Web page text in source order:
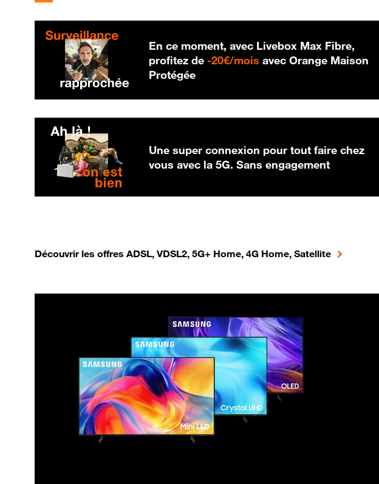
En ce moment, avec Livebox Max Fibre,
profitez de -20€/mois 20 € par mois
avec Orange Maison
Protégée
Une super connexion pour tout faire chez
vous avec la 5G. Sans engagement
Découvrir les offres ADSL, VDSL2, 5G+ Home, 4G Home, Satellite